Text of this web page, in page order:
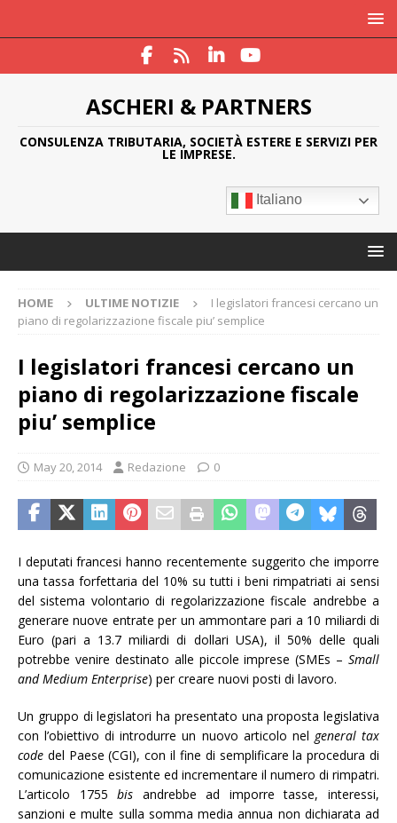
ASCHERI & PARTNERS
CONSULENZA TRIBUTARIA, SOCIETÀ ESTERE E SERVIZI PER
LE IMPRESE.
Italiano
HOME ULTIME NOTIZIE
I legislatori francesi cercano un
piano di regolarizzazione fiscale piu’ semplice
I legislatori francesi cercano un
piano di regolarizzazione fiscale
piu’ semplice
May 20, 2014 Redazione 0
I deputati francesi hanno recentemente suggerito che imporre
una tassa forfettaria del 10% su tutti i beni rimpatriati ai sensi
del sistema volontario di regolarizzazione fiscale andrebbe a
generare nuove entrate per un ammontare pari a 10 miliardi di
Euro (pari a 13.7 miliardi di dollari USA), il 50% delle quali
potrebbe venire destinato alle piccole imprese (SMEs – Small
and Medium Enterprise) per creare nuovi posti di lavoro.
Un gruppo di legislatori ha presentato una proposta legislativa
con l’obiettivo di introdurre un nuovo articolo nel general tax
code del Paese (CGI), con il fine di semplificare la procedura di
comunicazione esistente ed incrementare il numero di rimpatri.
L’articolo 1755bis andrebbe ad imporre tasse, interessi,
sanzioni e multe sulla somma media annua non dichiarata ad